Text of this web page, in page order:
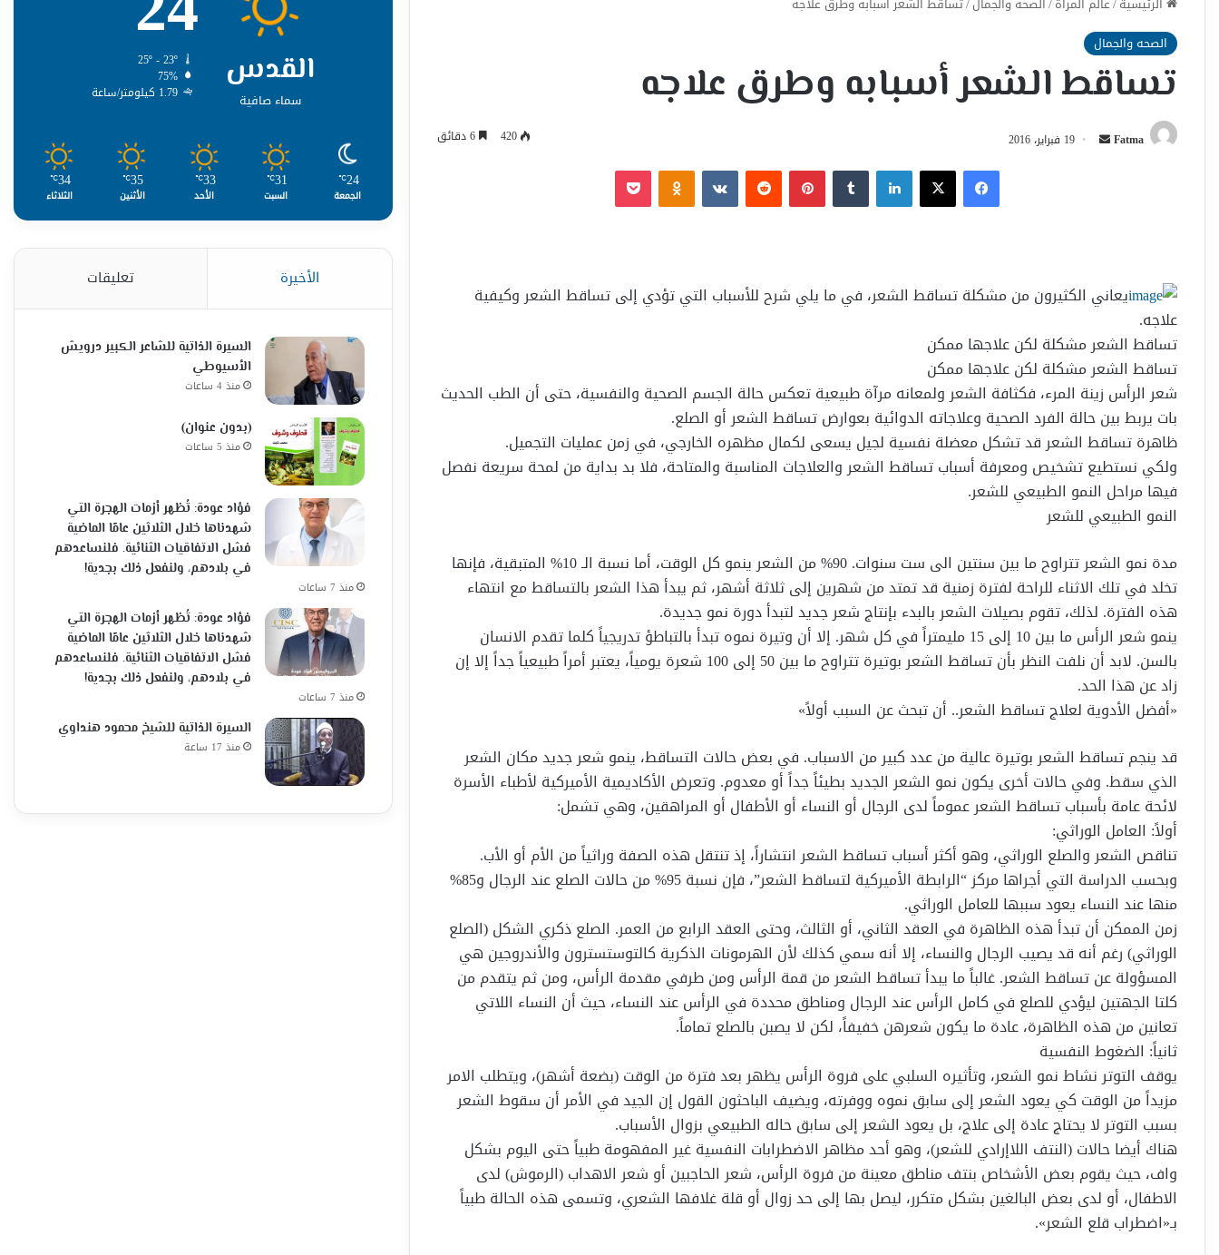
الصحه والجمال
تساقط الشعر أسبابه وطرق علاجه
Fatma
أرسل 19 فبراير، 2016 420
فيسبوك‫X لينكدإن بينتيريست Odnoklassniki
‫Pocket
يعاني الكثيرون من مشكلة تساقط الشعر، في ما يلي شرح للأسباب التي تؤدي إلى تساقط الشعر وكيفية
علاجه.
تساقط الشعر مشكلة لكن علاجها ممكن
تساقط الشعر مشكلة لكن علاجها ممكن
شعر الرأس زينة المرء، فكثافة الشعر ولمعانه مرآة طبيعية تعكس حالة الجسم الصحية والنفسية، حتى أن الطب الحديث
بات يربط بين حالة الفرد الصحية وعلاجاته الدوائية بعوارض تساقط الشعر أو الصلع.
ظاهرة تساقط الشعر قد تشكل معضلة نفسية لجيل يسعى لكمال مظهره الخارجي، في زمن عمليات التجميل.
ولكي نستطيع تشخيص ومعرفة أسباب تساقط الشعر والعلاجات المناسبة والمتاحة، فلا بد بداية من لمحة سريعة نفصل
فيها مراحل النمو الطبيعي للشعر.
النمو الطبيعي للشعر
مدة نمو الشعر تتراوح ما بين سنتين الى ست سنوات. 90% من الشعر ينمو كل الوقت، أما نسبة الـ 10% المتبقية، فإنها
تخلد في تلك الاثناء للراحة لفترة زمنية قد تمتد من شهرين إلى ثلاثة أشهر، ثم يبدأ هذا الشعر بالتساقط مع انتهاء
هذه الفترة. لذلك، تقوم بصيلات الشعر بالبدء بإنتاج شعر جديد لتبدأ دورة نمو جديدة.
ينمو شعر الرأس ما بين 10 إلى 15 مليمتراً في كل شهر. إلا أن وتيرة نموه تبدأ بالتباطؤ تدريجياً كلما تقدم الانسان
بالسن. لابد أن نلفت النظر بأن تساقط الشعر بوتيرة تتراوح ما بين 50 إلى 100 شعرة يومياً، يعتبر أمراً طبيعياً جداً إلا إن
زاد عن هذا الحد.
«أفضل الأدوية لعلاج تساقط الشعر.. أن تبحث عن السبب أولاً»
قد ينجم تساقط الشعر بوتيرة عالية من عدد كبير من الاسباب. في بعض حالات التساقط، ينمو شعر جديد مكان الشعر
الذي سقط. وفي حالات أخرى يكون نمو الشعر الجديد بطيئاً جداً أو معدوم. وتعرض الأكاديمية الأميركية لأطباء الأسرة
لائحة عامة بأسباب تساقط الشعر عموماً لدى الرجال أو النساء أو الأطفال أو المراهقين، وهي تشمل:
أولاً: العامل الوراثي:
تناقص الشعر والصلع الوراثي، وهو أكثر أسباب تساقط الشعر انتشاراً، إذ تنتقل هذه الصفة وراثياً من الأم أو الأب.
وبحسب الدراسة التي أجراها مركز “الرابطة الأميركية لتساقط الشعر”، فإن نسبة 95% من حالات الصلع عند الرجال و85%
منها عند النساء يعود سببها للعامل الوراثي.
زمن الممكن أن تبدأ هذه الظاهرة في العقد الثاني، أو الثالث، وحتى العقد الرابع من العمر. الصلع ذكري الشكل (الصلع
الوراثي) رغم أنه قد يصيب الرجال والنساء، إلا أنه سمي كذلك لأن الهرمونات الذكرية كالتوستسترون والأندروجين هي
المسؤولة عن تساقط الشعر. غالباً ما يبدأ تساقط الشعر من قمة الرأس ومن طرفي مقدمة الرأس، ومن ثم يتقدم من
كلتا الجهتين ليؤدي للصلع في كامل الرأس عند الرجال ومناطق محددة في الرأس عند النساء، حيث أن النساء اللاتي
تعانين من هذه الظاهرة، عادة ما يكون شعرهن خفيفاً، لكن لا يصبن بالصلع تماماً.
ثانياً: الضغوط النفسية
يوقف التوتر نشاط نمو الشعر، وتأثيره السلبي على فروة الرأس يظهر بعد فترة من الوقت (بضعة أشهر)، ويتطلب الامر
مزيداً من الوقت كي يعود الشعر إلى سابق نموه ووفرته، ويضيف الباحثون القول إن الجيد في الأمر أن سقوط الشعر
بسبب التوتر لا يحتاج عادة إلى علاج، بل يعود الشعر إلى سابق حاله الطبيعي بزوال الأسباب.
هناك أيضا حالات (النتف اللاإرادي للشعر)، وهو أحد مظاهر الاضطرابات النفسية غير المفهومة طبياً حتى اليوم بشكل
واف، حيث يقوم بعض الأشخاص بنتف مناطق معينة من فروة الرأس، شعر الحاجبين أو شعر الاهداب (الرموش) لدى
الاطفال، أو لدى بعض البالغين بشكل متكرر، ليصل بها إلى حد زوال أو قلة غلافها الشعري، وتسمى هذه الحالة طبياً
بـ«اضطراب قلع الشعر».
القدس
سماء صافية
25º - 23º
75%
1.79 كيلومتر/ساعة
24
℃
الجمعة
31
℃
السبت
33
℃
الأحد
35
℃
الأثنين
34
℃
الثلاثاء
الأخيرة تعليقات
السيرة الذاتية للشاعر الكبير درويش
الأسيوطي
منذ 4 ساعات
(بدون عنوان)
منذ 5 ساعات
فؤاد عودة: تُظهر أزمات الهجرة التي
شهدناها خلال الثلاثين عامًا الماضية
فشل الاتفاقيات الثنائية. فلنساعدهم
في بلادهم، ولنفعل ذلك بجدية!
منذ 7 ساعات
فؤاد عودة: تُظهر أزمات الهجرة التي
شهدناها خلال الثلاثين عامًا الماضية
فشل الاتفاقيات الثنائية. فلنساعدهم
في بلادهم، ولنفعل ذلك بجدية!
منذ 7 ساعات
السيرة الذاتية للشيخ محمود هنداوي
منذ 17 ساعة